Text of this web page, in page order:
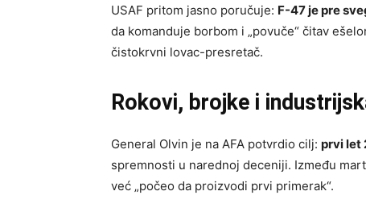
USAF pritom jasno poručuje: F-47 je pre
da komanduje borbom i „povuče“ čitav
čistokrvni lovac-presretač.
Rokovi, brojke i
General Olvin je na AFA potvrdio cilj: prvi let
spremnosti u narednoj deceniji. Između
već „počeo da proizvodi prvi primerak“.